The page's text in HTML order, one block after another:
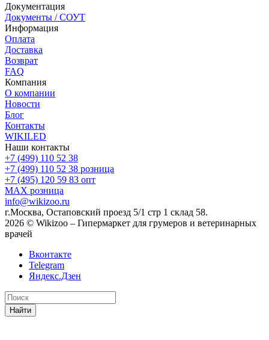
Документация
Документы / СОУТ
Информация
Оплата
Доставка
Возврат
FAQ
Компания
О компании
Новости
Блог
Контакты
WIKILED
Наши контакты
+7 (499) 110 52 38
+7 (499) 110 52 38 розница
+7 (495) 120 59 83 опт
MAX розница
info@wikizoo.ru
г.Москва, Остаповский проезд 5/1 стр 1 склад 58.
2026 © Wikizoo – Гипермаркет для грумеров и ветеринарных
врачей
Вконтакте
Telegram
Яндекс.Дзен
Найти